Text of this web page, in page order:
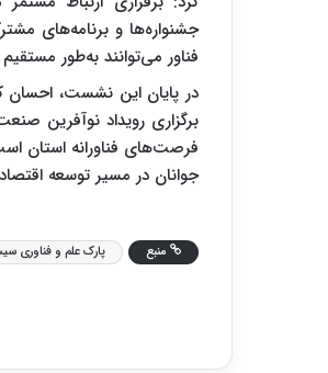
جشنواره‌ها و برنامه‌های
فناور می‌توانند به‌طور
در پایان این نشست، احسان
برگزاری رویداد نوآفرین
فرصت‌های فناورانه استان
جوانان در مسیر توسعه
منبع پارک علم و فناوری